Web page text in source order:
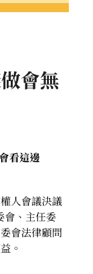
會無
看這邊
人會議決議
會、主任委
會法律顧問
。